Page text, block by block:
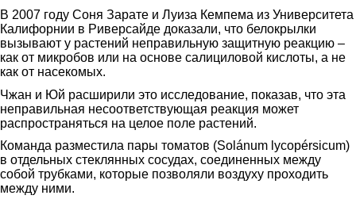
В 2007 году Соня Зарате и Луиза Кемпема из Университета
Калифорнии в Риверсайде доказали, что белокрылки
вызывают у растений неправильную защитную реакцию –
как от микробов или на основе салициловой кислоты, а не
как от насекомых.
Чжан и Юй расширили это исследование, показав, что эта
неправильная несоответствующая реакция может
распространяться на целое поле растений.
Команда разместила пары томатов (Solánum lycopérsicum)
в отдельных стеклянных сосудах, соединенных между
собой трубками, которые позволяли воздуху проходить
между ними.